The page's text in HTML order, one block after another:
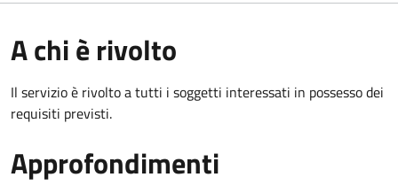
A chi è rivolto
Il servizio è rivolto a tutti i soggetti interessati in possesso dei
requisiti previsti.
Approfondimenti